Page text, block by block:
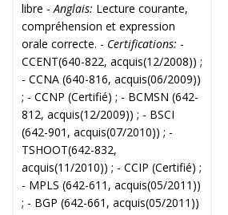
libre -Anglais: Lecture courante,
compréhension et expression
orale correcte. - Certifications: -
CCENT(640-822, acquis(12/2008)) ;
- CCNA (640-816, acquis(06/2009))
; - CCNP (Certifié) ; - BCMSN (642-
812, acquis(12/2009)) ; - BSCI
(642-901, acquis(07/2010)) ; -
TSHOOT(642-832,
acquis(11/2010)) ; - CCIP (Certifié) ;
- MPLS (642-611, acquis(05/2011))
; - BGP (642-661, acquis(05/2011))